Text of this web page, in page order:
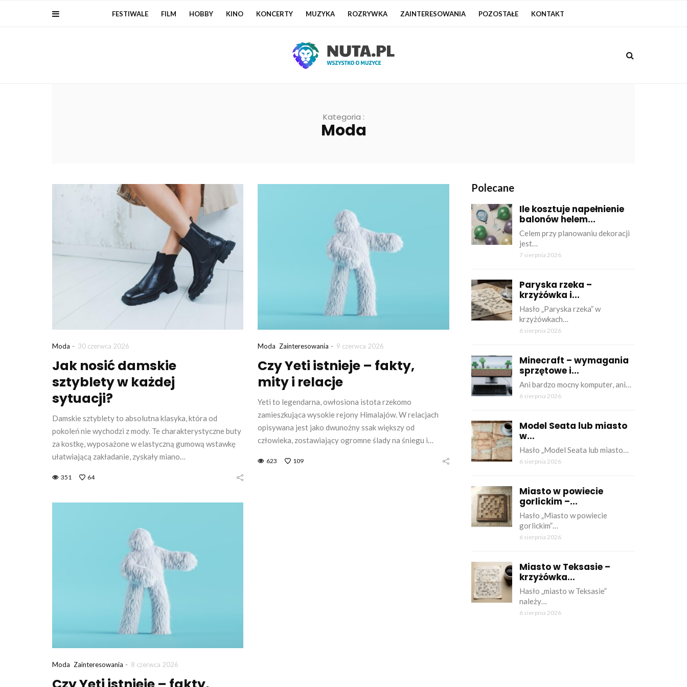
FESTIWALE FILM HOBBY KINO KONCERTY MUZYKA ROZRYWKA ZAINTERESOWANIA POZOSTAŁE KONTAKT
Kategoria :
Moda
Moda - 30 czerwca 2026
Jak nosić damskie
sztyblety w każdej
sytuacji?
Damskie sztyblety to absolutna klasyka, która od
pokoleń nie wychodzi z mody. Te charakterystyczne buty
za kostkę, wyposażone w elastyczną gumową wstawkę
ułatwiającą zakładanie, zyskały miano…
351 64
Moda Zainteresowania - 9 czerwca 2026
Czy Yeti istnieje – fakty,
mity i relacje
Yeti to legendarna, owłosiona istota rzekomo
zamieszkująca wysokie rejony Himalajów. W relacjach
opisywana jest jako dwunożny ssak większy od
człowieka, zostawiający ogromne ślady na śniegu i…
623 109
Moda Zainteresowania - 8 czerwca 2026
Polecane
Ile kosztuje napełnienie
balonów helem...
Celem przy planowaniu dekoracji
jest…
7 sierpnia 2026
Paryska rzeka –
krzyżówka i...
Hasło „Paryska rzeka” w
krzyżówkach…
6 sierpnia 2026
Minecraft – wymagania
sprzętowe i...
Ani bardzo mocny komputer, ani…
6 sierpnia 2026
Model Seata lub miasto
w...
Hasło „Model Seata lub miasto…
6 sierpnia 2026
Miasto w powiecie
gorlickim –...
Hasło „Miasto w powiecie
gorlickim”…
6 sierpnia 2026
Miasto w Teksasie –
krzyżówka...
Hasło „miasto w Teksasie”
należy…
6 sierpnia 2026